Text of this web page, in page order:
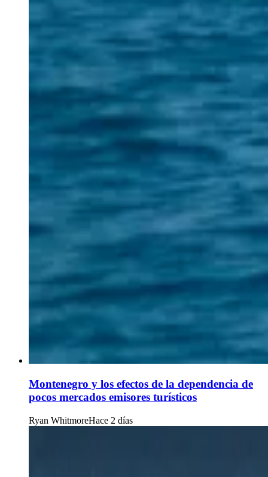
Montenegro y los efectos de la dependencia de
pocos mercados emisores turísticos
Ryan WhitmoreHace 2 días